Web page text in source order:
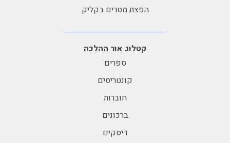
הפצת מסרים בקליק
קטלוג אור ההלכה
ספרים
קונטריסים
חוברות
ברכונים
דיסקים